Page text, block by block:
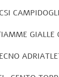
FIAMME